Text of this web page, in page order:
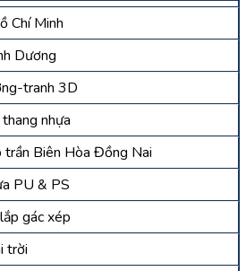
Chí Minh
Dương
tranh 3D
nhựa
Biên Hòa Đồng Nai
PU & PS
gác xép
trời